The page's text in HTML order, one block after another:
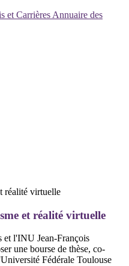
et Carrières Annuaire des
et réalité virtuelle
et l'INU Jean-François
une bourse de thèse, co-
Fédérale Toulouse